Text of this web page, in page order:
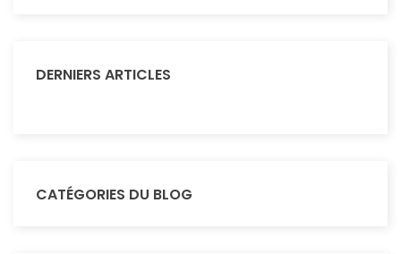
DERNIERS ARTICLES
CATÉGORIES DU BLOG